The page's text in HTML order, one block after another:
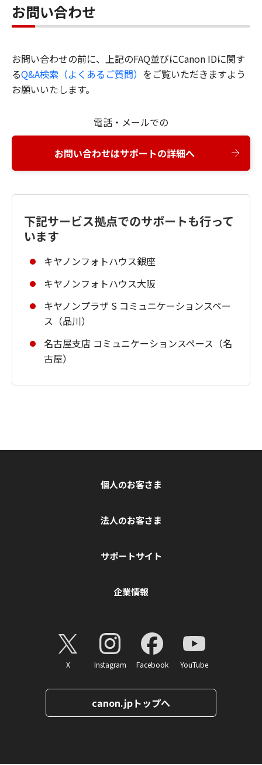
お問い合わせ
お問い合わせの前に、上記のFAQ並びにCanon IDに関す
るQ&A検索（よくあるご質問） をご覧いただきますよう
お願いいたします。
電話・メールでの
お問い合わせはサポートの詳細へ
下記サービス拠点でのサポートも行って
います
キヤノンフォトハウス銀座
キヤノンフォトハウス大阪
キヤノンプラザ S コミュニケーションスペー
ス（品川）
名古屋支店 コミュニケーションスペース（名
古屋）
個人のお客さま
法人のお客さま
サポートサイト
企業情報
X Instagram Facebook YouTube
canon.jpトップへ